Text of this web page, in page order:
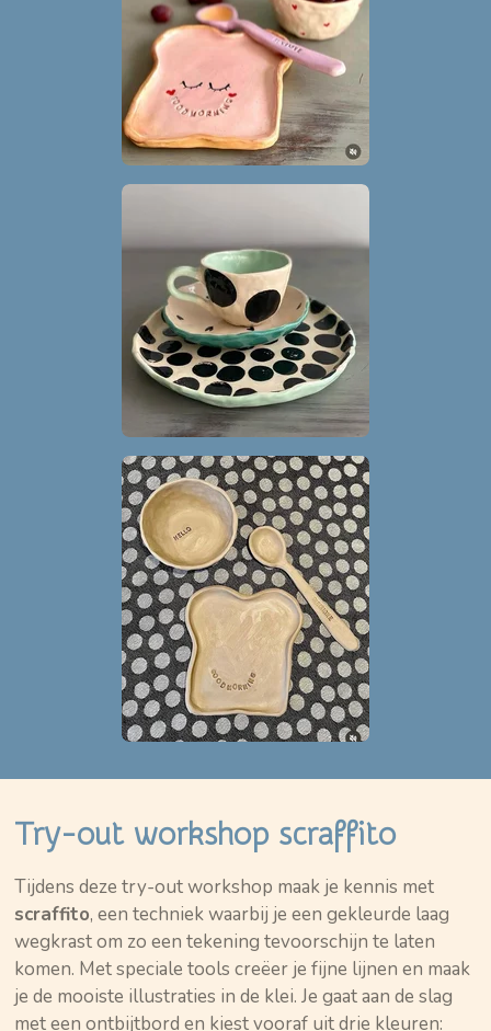
Try-out workshop scraffito
Tijdens deze try-out workshop maak je kennis met
scraffito, een techniek waarbij je een gekleurde laag
wegkrast om zo een tekening tevoorschijn te laten
komen. Met speciale tools creëer je fijne lijnen en maak
je de mooiste illustraties in de klei. Je gaat aan de slag
met een ontbijtbord en kiest vooraf uit drie kleuren: